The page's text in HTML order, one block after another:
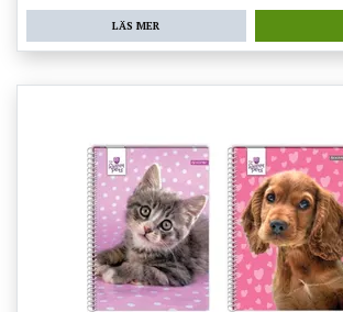
LÄS MER